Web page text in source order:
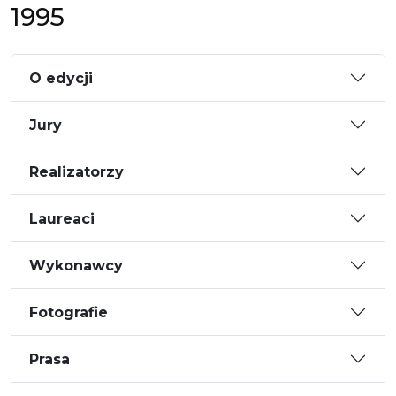
1995
O edycji
Jury
Realizatorzy
Laureaci
Wykonawcy
Fotografie
Prasa